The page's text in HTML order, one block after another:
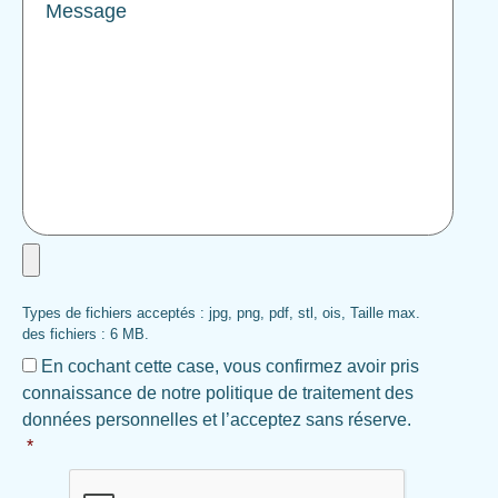
Format
fichier
jpg,
png,
pdf,
ou
Types de fichiers acceptés : jpg, png, pdf, stl, ois, Taille max.
des fichiers : 6 MB.
RGPD *
En cochant cette case, vous confirmez avoir pris
connaissance de notre politique de traitement des
données personnelles et l’acceptez sans réserve.
*